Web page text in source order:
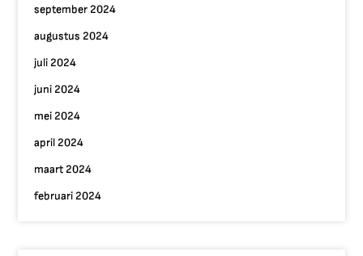
september 2024
augustus 2024
juli 2024
juni 2024
mei 2024
april 2024
maart 2024
februari 2024